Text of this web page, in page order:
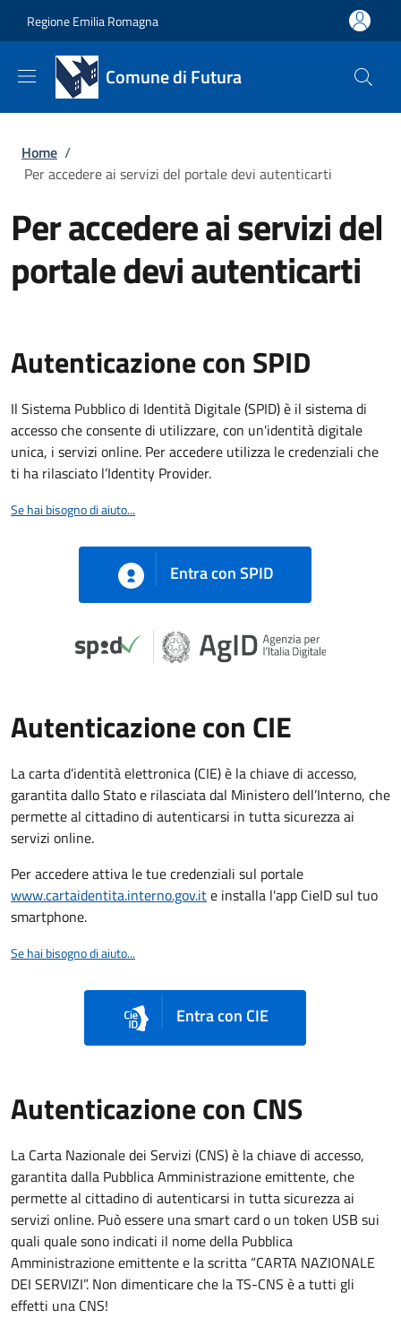
Regione Emilia Romagna
Comune di Futura
Briciole di pane
Home /
Per accedere ai servizi del portale devi autenticarti
Per accedere ai servizi del
portale devi autenticarti
Autenticazione con SPID
Il Sistema Pubblico di Identità Digitale (SPID) è il sistema di
accesso che consente di utilizzare, con un'identità digitale
unica, i servizi online. Per accedere utilizza le credenziali che
ti ha rilasciato l’Identity Provider.
Se hai bisogno di aiuto...
Entra con SPID
Autenticazione con CIE
La carta d’identità elettronica (CIE) è la chiave di accesso,
garantita dallo Stato e rilasciata dal Ministero dell’Interno, che
permette al cittadino di autenticarsi in tutta sicurezza ai
servizi online.
Per accedere attiva le tue credenziali sul portale
www.cartaidentita.interno.gov.ite installa l'app CieID sul tuo
smartphone.
Se hai bisogno di aiuto...
Entra con CIE
Autenticazione con CNS
La Carta Nazionale dei Servizi (CNS) è la chiave di accesso,
garantita dalla Pubblica Amministrazione emittente, che
permette al cittadino di autenticarsi in tutta sicurezza ai
servizi online. Può essere una smart card o un token USB sui
quali quale sono indicati il nome della Pubblica
Amministrazione emittente e la scritta “CARTA NAZIONALE
DEI SERVIZI”. Non dimenticare che la TS-CNS è a tutti gli
effetti una CNS!